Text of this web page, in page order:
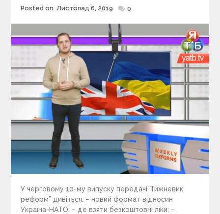
Posted
Posted on Листопад 6, 2019 0
У черговому 10-му випуску передачі”Тижневик
реформ” дивіться: – новий формат відносин
Україна-НАТО; – де взяти безкоштовні ліки; –